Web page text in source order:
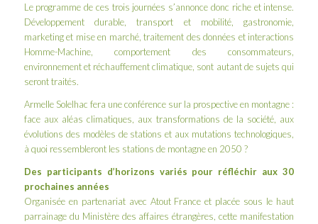
Le programme de ces trois journées s’annonce donc riche et intense.
Développement durable, transport et mobilité, gastronomie,
marketing et mise en marché, traitement des données et interactions
Homme-Machine, comportement des consommateurs,
environnement et réchauffement climatique, sont autant de sujets qui
seront traités.
Armelle Solelhac fera une conférence sur la prospective en montagne :
face aux aléas climatiques, aux transformations de la société, aux
évolutions des modèles de stations et aux mutations technologiques,
à quoi ressembleront les stations de montagne en 2050 ?
Des participants d’horizons variés pour réfléchir aux 30
prochaines années
Organisée en partenariat avec Atout France et placée sous le haut
parrainage du Ministère des affaires étrangères, cette manifestation